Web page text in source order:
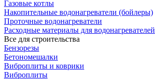
Газовые котлы
Накопительные водонагреватели (бойлеры)
Проточные водонагреватели
Расходные материалы для водонагревателей
Все для строительства
Бензорезы
Бетономешалки
Виброплиты и коврики
Виброплиты